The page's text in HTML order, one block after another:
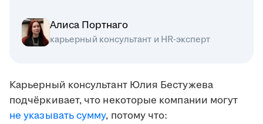
Алиса Портнаго
карьерный консультант и HR-эксперт
Карьерный консультант Юлия Бестужева
подчёркивает, что некоторые компании могут
не указывать сумму, потому что: